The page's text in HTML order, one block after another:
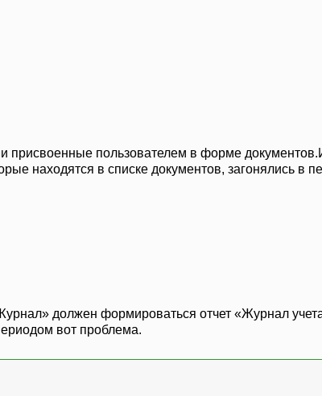
присвоенные пользователем в форме
находятся в списке документов, загонялись в
должен формироваться отчет «Журнал
вот проблема.